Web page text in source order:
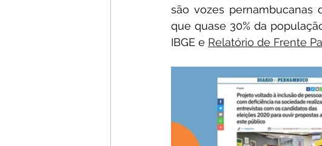
são vozes
que quase 30% da
IBGE e Relatório de Frente